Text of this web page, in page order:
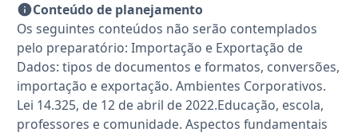
Conteúdo de planejamento
Os seguintes conteúdos não serão contemplados
pelo preparatório: Importação e Exportação de
Dados: tipos de documentos e formatos, conversões,
importação e exportação. Ambientes Corporativos.
Lei 14.325, de 12 de abril de 2022.Educação, escola,
professores e comunidade. Aspectos fundamentais